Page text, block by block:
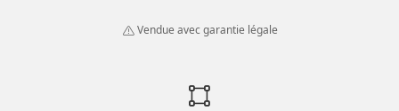
Vendue avec garantie légale